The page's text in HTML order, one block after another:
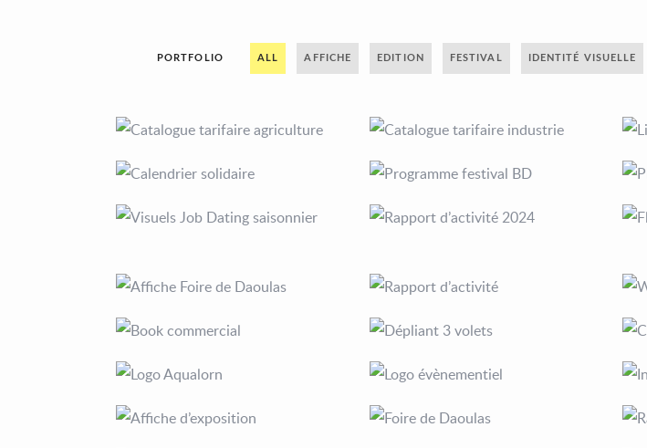
PORTFOLIO ALL AFFICHE EDITION FESTIVAL IDENTITÉ VISUELLE